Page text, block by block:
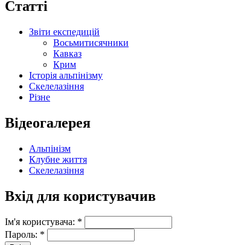
Статті
Звіти експедицій
Восьмитисячники
Кавказ
Крим
Історія альпінізму
Скелелазіння
Різне
Відеогалерея
Альпінізм
Клубне життя
Скелелазіння
Вхід для користувачив
Ім'я користувача: *
Пароль: *